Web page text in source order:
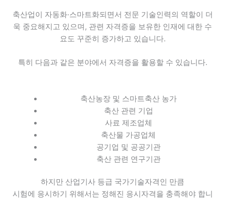
축산업이 자동화·스마트화되면서 전문 기술인력의 역할이 더
욱 중요해지고 있으며, 관련 자격증을 보유한 인재에 대한 수
요도 꾸준히 증가하고 있습니다.
특히 다음과 같은 분야에서 자격증을 활용할 수 있습니다.
축산농장 및 스마트축산 농가
축산 관련 기업
사료 제조업체
축산물 가공업체
공기업 및 공공기관
축산 관련 연구기관
하지만 산업기사 등급 국가기술자격인 만큼
시험에 응시하기 위해서는 정해진 응시자격을 충족해야 합니